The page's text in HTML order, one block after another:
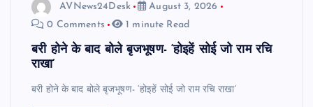
AVNews24Desk
August 3, 2026
0 Comments
1 minute Read
बरी होने के बाद बोले बृजभूषण- ‘होइहें सोई जो राम रचि
राखा’
बरी होने के बाद बोले बृजभूषण- ‘होइहें सोई जो राम रचि राखा’